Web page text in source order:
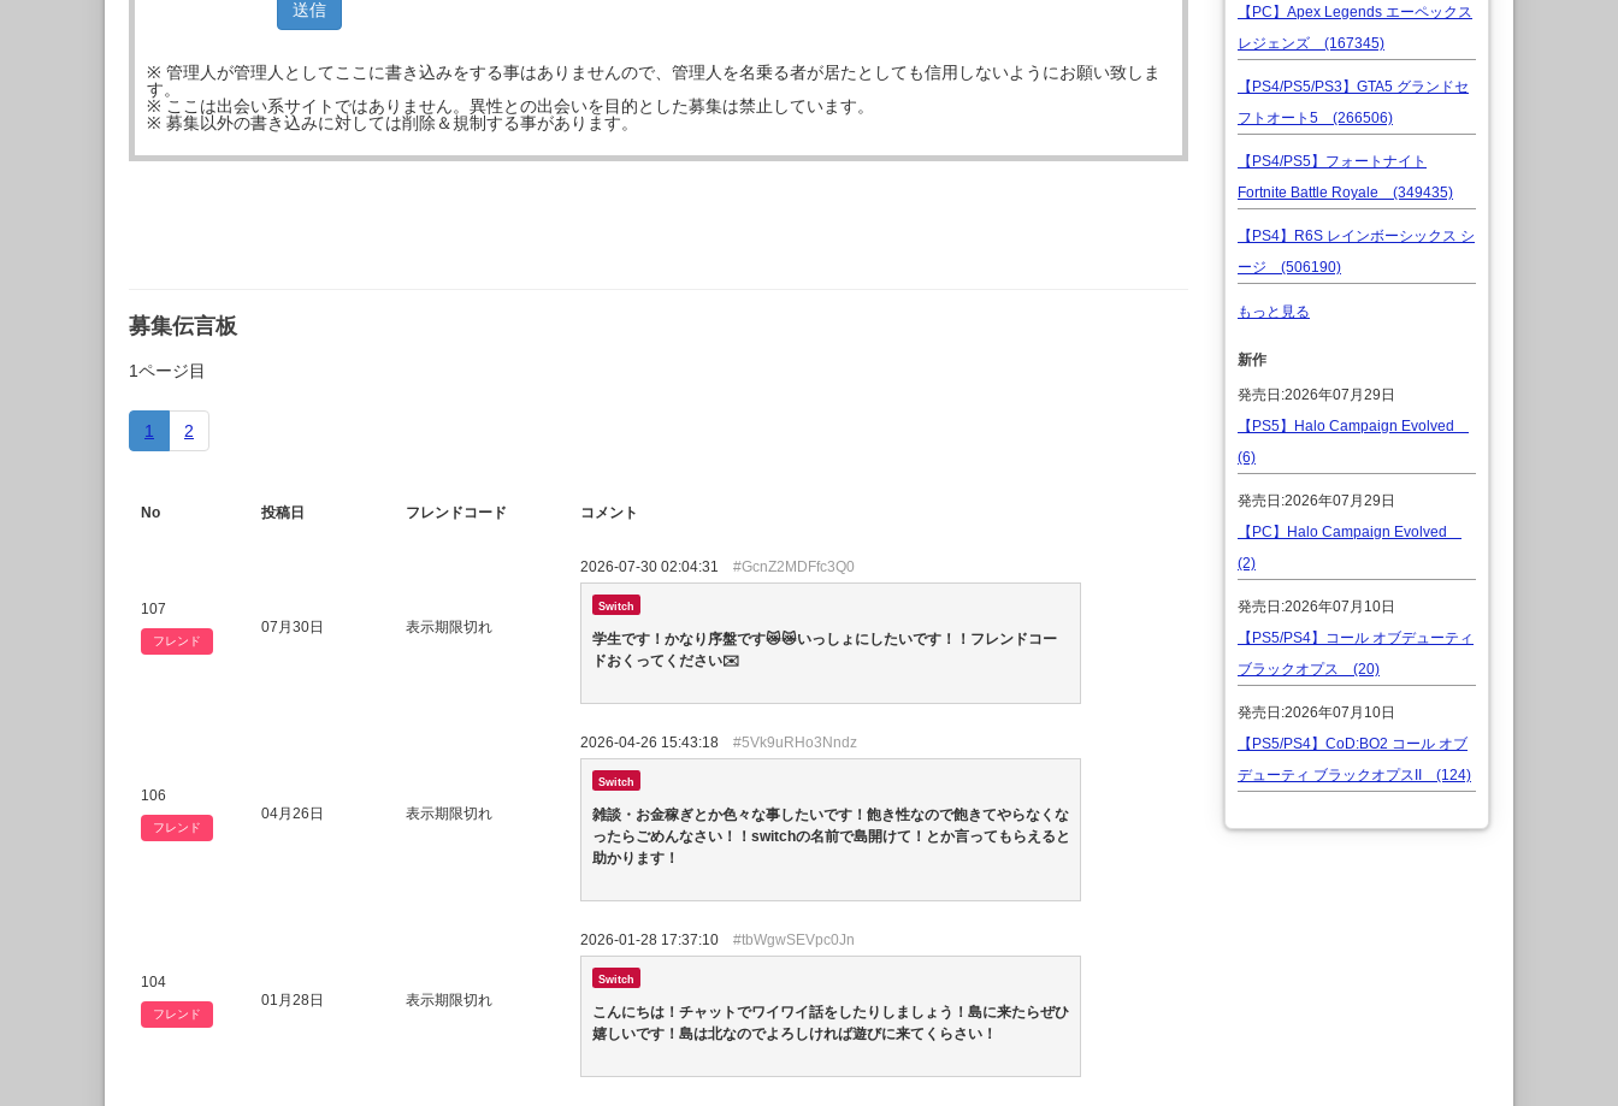
※ 管理人が管理人としてここに書き込みをする事はありませんので、管理人を名乗る者が居たとしても信用しないようにお願い致しま
す。
※ ここは出会い系サイトではありません。異性との出会いを目的とした募集は禁止しています。
※ 募集以外の書き込みに対しては削除＆規制する事があります。
募集伝言板
1ページ目
1 2
No 投稿日 フレンドコード コメント
107
フレンド
07月30日 表示期限切れ
2026-07-30 02:04:31 #GcnZ2MDFfc3Q0
Switch
学生です！かなり序盤です😿😿いっしょにしたいです！！フレンドコー
ドおくってください✉️
106
フレンド
04月26日 表示期限切れ
2026-04-26 15:43:18 #5Vk9uRHo3Nndz
Switch
雑談・お金稼ぎとか色々な事したいです！飽き性なので飽きてやらなくな
ったらごめんなさい！！switchの名前で島開けて！とか言ってもらえると
助かります！
104
フレンド
01月28日 表示期限切れ
2026-01-28 17:37:10 #tbWgwSEVpc0Jn
Switch
こんにちは！チャットでワイワイ話をしたりしましょう！島に来たらぜひ
嬉しいです！島は北なのでよろしければ遊びに来てくらさい！
【PC】Apex Legends エーペックス
レジェンズ (167345)
【PS4/PS5/PS3】GTA5 グランドセ
フトオート5 (266506)
【PS4/PS5】フォートナイト
Fortnite Battle Royale (349435)
【PS4】R6S レインボーシックス シ
ージ (506190)
もっと見る
新作
発売日:2026年07月29日
【PS5】Halo Campaign Evolved
(6)
発売日:2026年07月29日
【PC】Halo Campaign Evolved
(2)
発売日:2026年07月10日
【PS5/PS4】コール オブデューティ
ブラックオプス (20)
発売日:2026年07月10日
【PS5/PS4】CoD:BO2 コール オブ
デューティ ブラックオプスII (124)